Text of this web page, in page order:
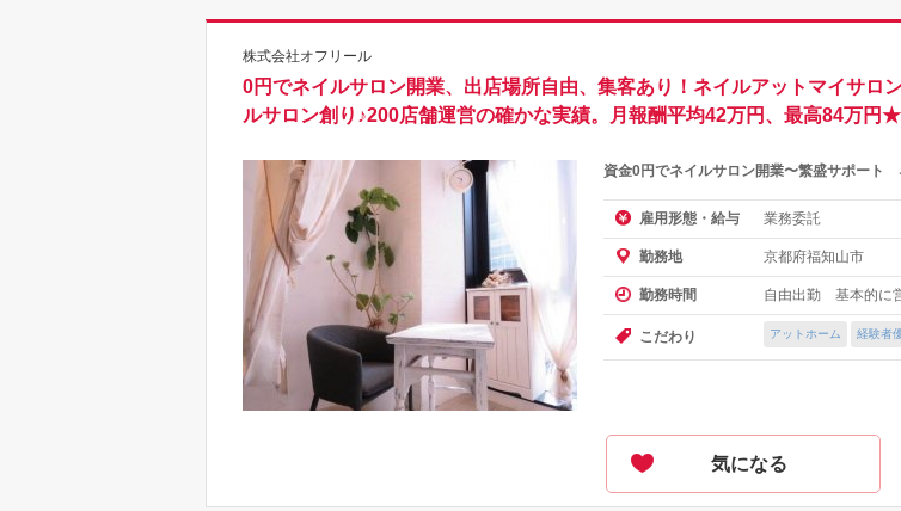
株式会社オフリール
0円でネイルサロン開業、出店場所自由、集客あり！ネイルアットマイサロ
ルサロン創り♪200店舗運営の確かな実績。月報酬平均42万円、最高84万円★
資金0円でネイルサロン開業〜繁盛サポート
雇用形態・給与 業務委託
勤務地 京都府福知山市
勤務時間 自由出勤 基本的に
こだわり アットホーム 経験者
気になる